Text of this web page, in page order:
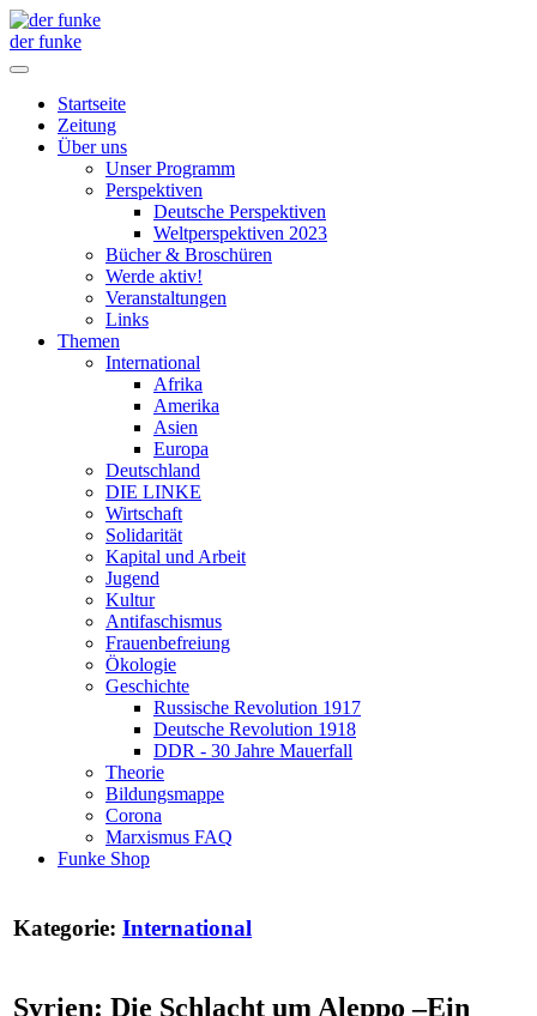
der funke
Startseite
Zeitung
Über uns
Unser Programm
Perspektiven
Deutsche Perspektiven
Weltperspektiven 2023
Bücher & Broschüren
Werde aktiv!
Veranstaltungen
Links
Themen
International
Afrika
Amerika
Asien
Europa
Deutschland
DIE LINKE
Wirtschaft
Solidarität
Kapital und Arbeit
Jugend
Kultur
Antifaschismus
Frauenbefreiung
Ökologie
Geschichte
Russische Revolution 1917
Deutsche Revolution 1918
DDR - 30 Jahre Mauerfall
Theorie
Bildungsmappe
Corona
Marxismus FAQ
Funke Shop
Kategorie: International
Syrien: Die Schlacht um Aleppo –Ein